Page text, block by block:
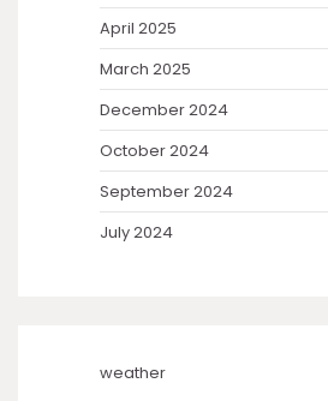
April 2025
March 2025
December 2024
October 2024
September 2024
July 2024
weather